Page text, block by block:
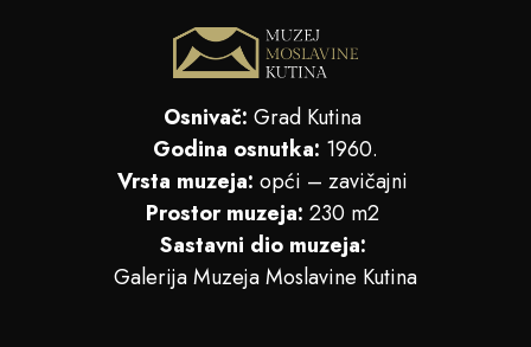
Osnivač: Grad Kutina
Godina osnutka: 1960.
Vrsta muzeja: opći – zavičajni
Prostor muzeja: 230 m2
Sastavni dio muzeja:
Galerija Muzeja Moslavine Kutina